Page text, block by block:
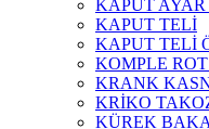
KAPUT AYAR
KAPUT TELİ
KAPUT TELİ
KOMPLE
KRANK
KRİKO
KÜREK